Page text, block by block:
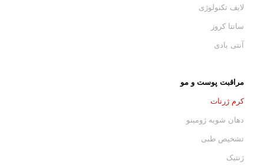
لایف تکنولوژی
سانتا کروز
آنتی بادی
مراقبت پوست و مو
کرم ژرنات
دهان شویه ژومینو
تشخیص طبی
ژنتیک